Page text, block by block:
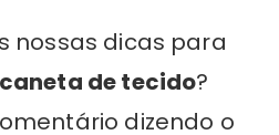
nossas dicas para
de tecido?
dizendo o